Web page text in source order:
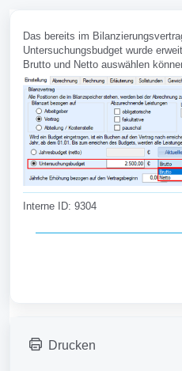
Das bereits im
Untersuchungsbudget wurde
Brutto und Netto auswählen
Interne ID: 9304
Drucken